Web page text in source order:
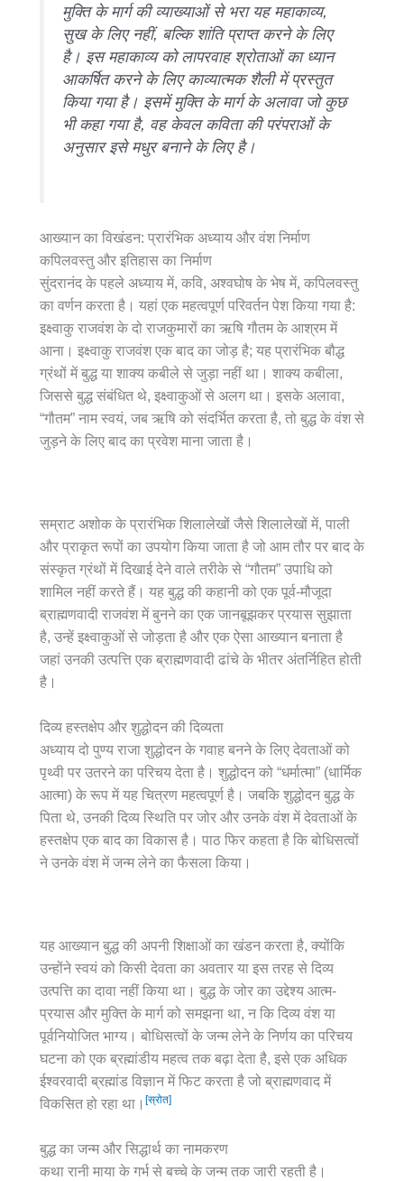
मुक्ति के मार्ग की व्याख्याओं से भरा यह महाकाव्य,
सुख के लिए नहीं, बल्कि शांति प्राप्त करने के लिए
है। इस महाकाव्य को लापरवाह श्रोताओं का ध्यान
आकर्षित करने के लिए काव्यात्मक शैली में प्रस्तुत
किया गया है। इसमें मुक्ति के मार्ग के अलावा जो कुछ
भी कहा गया है, वह केवल कविता की परंपराओं के
अनुसार इसे मधुर बनाने के लिए है।
आख्यान का विखंडन: प्रारंभिक अध्याय और वंश निर्माण
कपिलवस्तु और इतिहास का निर्माण
सुंदरानंद के पहले अध्याय में, कवि, अश्वघोष के भेष में, कपिलवस्तु
का वर्णन करता है। यहां एक महत्वपूर्ण परिवर्तन पेश किया गया है:
इक्ष्वाकु राजवंश के दो राजकुमारों का ऋषि गौतम के आश्रम में
आना। इक्ष्वाकु राजवंश एक बाद का जोड़ है; यह प्रारंभिक बौद्ध
ग्रंथों में बुद्ध या शाक्य कबीले से जुड़ा नहीं था। शाक्य कबीला,
जिससे बुद्ध संबंधित थे, इक्ष्वाकुओं से अलग था। इसके अलावा,
“गौतम” नाम स्वयं, जब ऋषि को संदर्भित करता है, तो बुद्ध के वंश से
जुड़ने के लिए बाद का प्रवेश माना जाता है।
सम्राट अशोक के प्रारंभिक शिलालेखों जैसे शिलालेखों में, पाली
और प्राकृत रूपों का उपयोग किया जाता है जो आम तौर पर बाद के
संस्कृत ग्रंथों में दिखाई देने वाले तरीके से “गौतम” उपाधि को
शामिल नहीं करते हैं। यह बुद्ध की कहानी को एक पूर्व-मौजूदा
ब्राह्मणवादी राजवंश में बुनने का एक जानबूझकर प्रयास सुझाता
है, उन्हें इक्ष्वाकुओं से जोड़ता है और एक ऐसा आख्यान बनाता है
जहां उनकी उत्पत्ति एक ब्राह्मणवादी ढांचे के भीतर अंतर्निहित होती
है।
दिव्य हस्तक्षेप और शुद्धोदन की दिव्यता
अध्याय दो पुण्य राजा शुद्धोदन के गवाह बनने के लिए देवताओं को
पृथ्वी पर उतरने का परिचय देता है। शुद्धोदन को “धर्मात्मा” (धार्मिक
आत्मा) के रूप में यह चित्रण महत्वपूर्ण है। जबकि शुद्धोदन बुद्ध के
पिता थे, उनकी दिव्य स्थिति पर जोर और उनके वंश में देवताओं के
हस्तक्षेप एक बाद का विकास है। पाठ फिर कहता है कि बोधिसत्वों
ने उनके वंश में जन्म लेने का फैसला किया।
यह आख्यान बुद्ध की अपनी शिक्षाओं का खंडन करता है, क्योंकि
उन्होंने स्वयं को किसी देवता का अवतार या इस तरह से दिव्य
उत्पत्ति का दावा नहीं किया था। बुद्ध के जोर का उद्देश्य आत्म-
प्रयास और मुक्ति के मार्ग को समझना था, न कि दिव्य वंश या
पूर्वनियोजित भाग्य। बोधिसत्वों के जन्म लेने के निर्णय का परिचय
घटना को एक ब्रह्मांडीय महत्व तक बढ़ा देता है, इसे एक अधिक
ईश्वरवादी ब्रह्मांड विज्ञान में फिट करता है जो ब्राह्मणवाद में
विकसित हो रहा था। [स्रोत]
बुद्ध का जन्म और सिद्धार्थ का नामकरण
कथा रानी माया के गर्भ से बच्चे के जन्म तक जारी रहती है।